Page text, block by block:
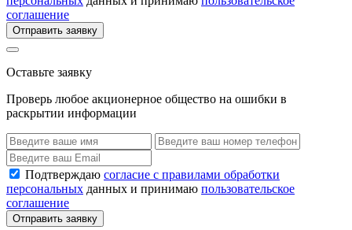
соглашение
Отправить заявку
Оставьте заявку
Проверь любое акционерное общество на ошибки в
раскрытии информации
Подтверждаю согласие с правилами обработки
персональных данных и принимаю пользовательское
соглашение
Отправить заявку